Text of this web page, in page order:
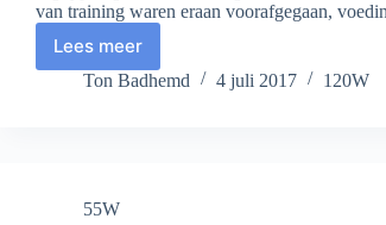
van training waren eraan voorafgegaan,
Lees meer
Team
Ton Badhemd 4 juli 2017 120W
55W